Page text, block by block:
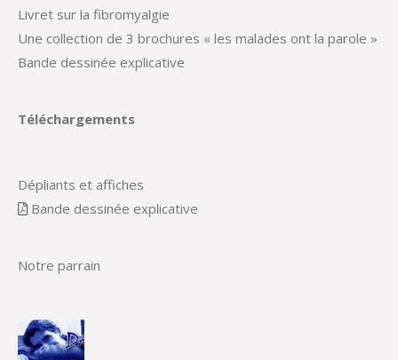
Livret sur la fibromyalgie
Une collection de 3 brochures « les malades ont la parole »
Bande dessinée explicative
Téléchargements
Dépliants et affiches
Bande dessinée explicative
Notre parrain